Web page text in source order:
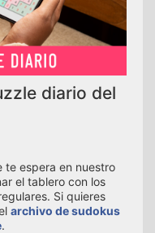
diario del
te espera en nuestro
el tablero con los
Si quieres
archivo de sudokus
.